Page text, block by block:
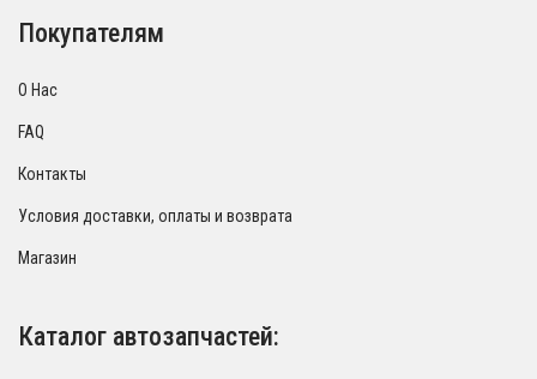
Покупателям
О Нас
FAQ
Контакты
Условия доставки, оплаты и возврата
Магазин
Каталог автозапчастей: